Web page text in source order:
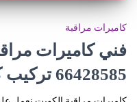
كاميرات مراقبة
فني كاميرات
66428585‬ تركيب كاميرات لاسلكية